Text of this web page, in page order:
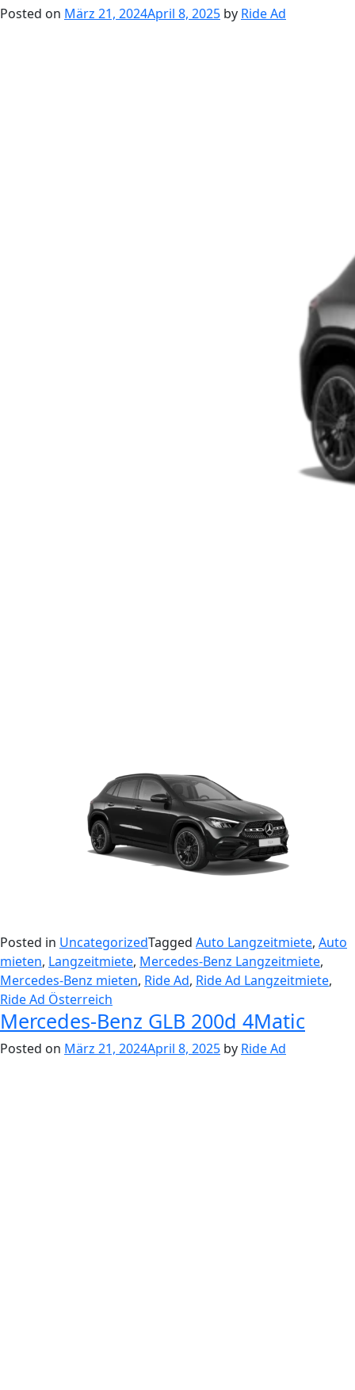
Posted on März 21, 2024April 8, 2025 by Ride Ad
Posted in UncategorizedTagged Auto Langzeitmiete, Auto
mieten, Langzeitmiete, Mercedes-Benz Langzeitmiete,
Mercedes-Benz mieten, Ride Ad, Ride Ad Langzeitmiete,
Ride Ad Österreich
Mercedes-Benz GLB 200d 4Matic
Posted on März 21, 2024April 8, 2025 by Ride Ad